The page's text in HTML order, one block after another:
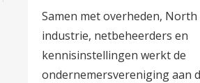
Samen met overheden, North
industrie, netbeheerders en
kennisinstellingen werkt de
ondernemersvereniging aan